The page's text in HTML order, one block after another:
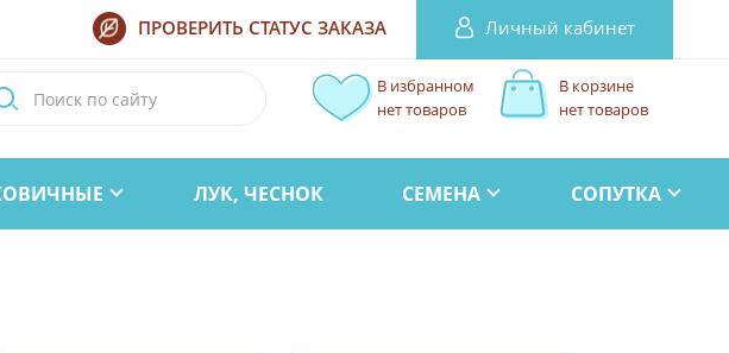
ПРОВЕРИТЬ СТАТУС ЗАКАЗА Личный кабинет
В корзине
нет товаров
В избранном
нет товаров
ЛУК, ЧЕСНОК СЕМЕНА СОПУТКА